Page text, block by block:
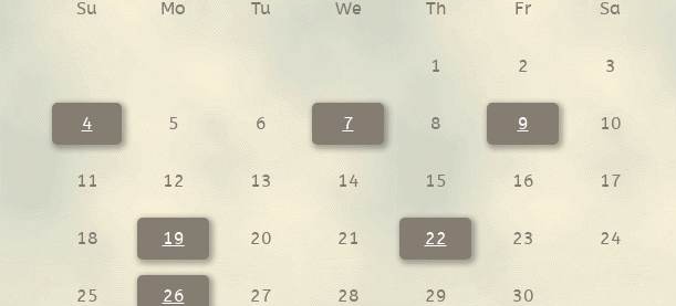
Su Mo Tu We Th Fr Sa
1 2 3
4 5 6 7 8 9 10
11 12 13 14 15 16 17
18 19 20 21 22 23 24
25 26 27 28 29 30